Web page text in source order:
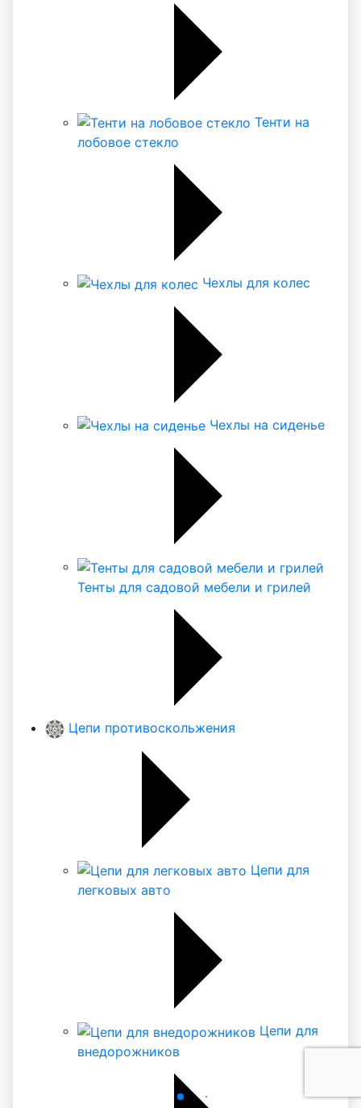
Тенти на
лобовое стекло
Чехлы для колес
Чехлы на сиденье
Тенты для садовой мебели и грилей
Цепи противоскольжения
Цепи для
легковых авто
Цепи для
внедорожников